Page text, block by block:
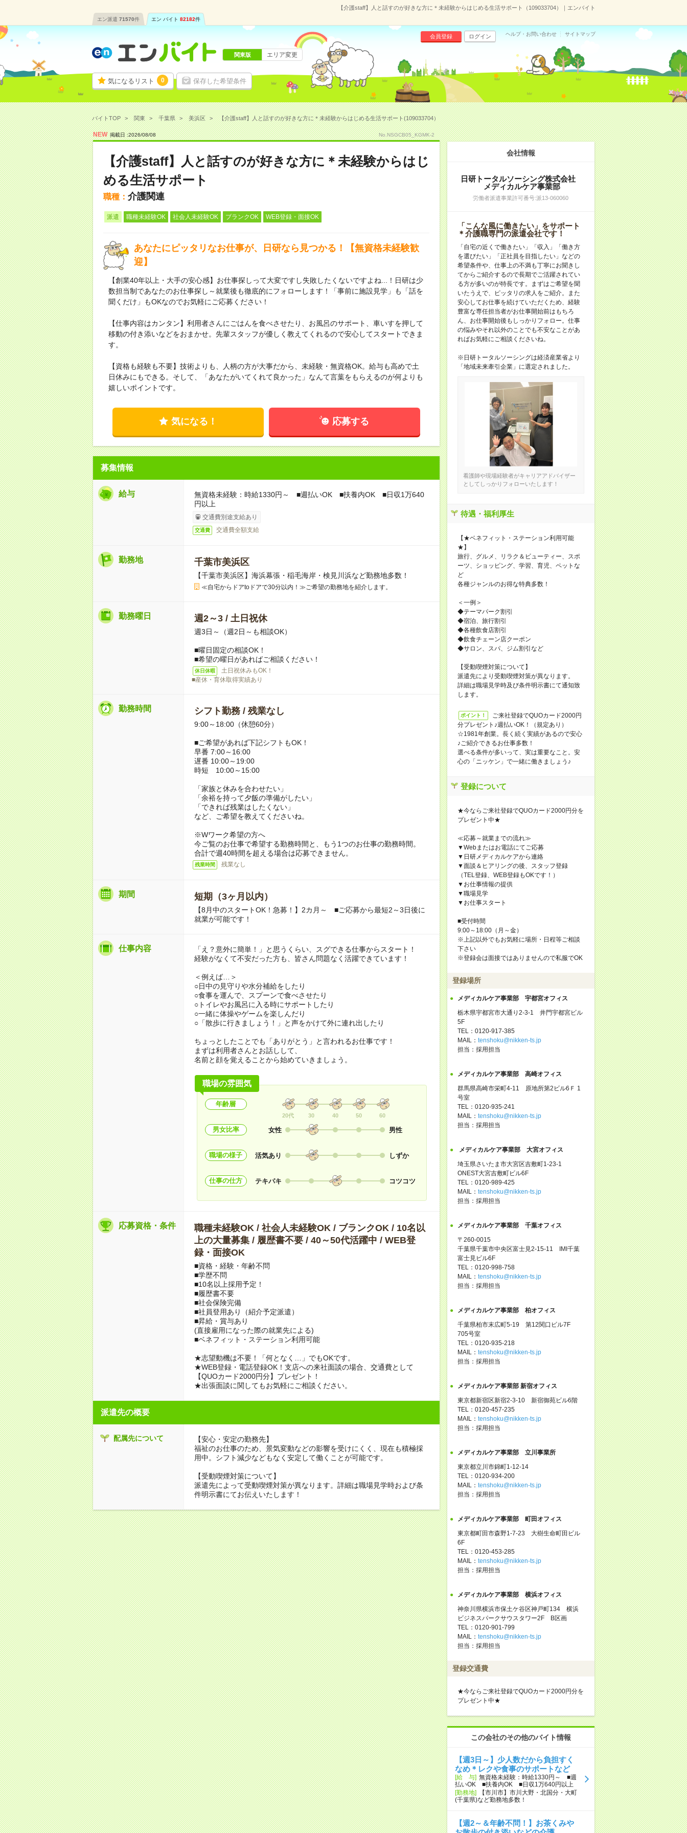
【介護staff】人と話すのが好きな方に＊未経験からはじめる生活サポート（109033704）｜エンバイト
エン派遣 71570件 エン バイト 82182件
気になるリスト 0 保存した希望条件
会員登録 ログイン ヘルプ・お問い合わせ サイトマップ
関東版 エリア変更
バイトTOP 関東 千葉県 美浜区 【介護staff】人と話すのが好きな方に＊未経験からはじめる生活サポート(109033704）
NEW 掲載日 :2026/08/08 No.NSGCB05_KGMK-2
【介護staff】人と話すのが好きな方に＊未経験からはじ
める生活サポート
職種： 介護関連
派遣 職種未経験OK 社会人未経験OK ブランクOK WEB登録・面接OK
あなたにピッタリなお仕事が、日研なら見つかる！【無資格未経験歓
迎】
【創業40年以上・大手の安心感】お仕事探しって大変ですし失敗したくないですよね...！日研は少
数担当制であなたのお仕事探し～就業後も徹底的にフォローします！「事前に施設見学」も「話を
聞くだけ」もOKなのでお気軽にご応募ください！
【仕事内容はカンタン】利用者さんにごはんを食べさせたり、お風呂のサポート、車いすを押して
移動の付き添いなどをおまかせ。先輩スタッフが優しく教えてくれるので安心してスタートできま
す。
【資格も経験も不要】技術よりも、人柄の方が大事だから、未経験・無資格OK。給与も高めで土
日休みにもできる。そして、「あなたがいてくれて良かった」なんて言葉をもらえるのが何よりも
嬉しいポイントです。
気になる！ 応募する
募集情報
給与
無資格未経験：時給1330円～ ■週払いOK ■扶養内OK ■日収1万640
円以上
交通費別途支給あり
交通費 交通費全額支給
勤務地 千葉市美浜区
【千葉市美浜区】海浜幕張・稲毛海岸・検見川浜など勤務地多数！
≪自宅からドアtoドアで30分以内！≫ご希望の勤務地を紹介します。
勤務曜日 週2～3 / 土日祝休
週3日～（週2日～も相談OK）
■曜日固定の相談OK！
■希望の曜日があればご相談ください！
休日休暇
土日祝休みもOK！
■産休・育休取得実績あり
勤務時間 シフト勤務 / 残業なし
9:00～18:00（休憩60分）
■ご希望があれば下記シフトもOK！
早番 7:00～16:00
遅番 10:00～19:00
時短 10:00～15:00
「家族と休みを合わせたい」
「余裕を持って夕飯の準備がしたい」
「できれば残業はしたくない」
など、ご希望を教えてくださいね。
※Wワーク希望の方へ
今ご覧のお仕事で希望する勤務時間と、もう1つのお仕事の勤務時間。
合計で週40時間を超える場合は応募できません。
残業時間 残業なし
期間 短期（3ヶ月以内）
【8月中のスタートOK！急募！】2カ月～ ■ご応募から最短2～3日後に
就業が可能です！
仕事内容
「え？意外に簡単！」と思うくらい、スグできる仕事からスタート！
経験がなくて不安だった方も、皆さん問題なく活躍できています！
＜例えば…＞
○日中の見守りや水分補給をしたり
○食事を運んで、スプーンで食べさせたり
○トイレやお風呂に入る時にサポートしたり
○一緒に体操やゲームを楽しんだり
○「散歩に行きましょう！」と声をかけて外に連れ出したり
ちょっとしたことでも「ありがとう」と言われるお仕事です！
まずは利用者さんとお話しして、
名前と顔を覚えることから始めていきましょう。
職場の雰囲気
年齢層
20代 30 40 50 60
男女比率 女性 男性
職場の様子 活気あり しずか
仕事の仕方 テキパキ コツコツ
応募資格・条件
職種未経験OK / 社会人未経験OK / ブランクOK / 10名以
上の大量募集 / 履歴書不要 / 40～50代活躍中 / WEB登
録・面接OK
■資格・経験・年齢不問
■学歴不問
■10名以上採用予定！
■履歴書不要
■社会保険完備
■社員登用あり（紹介予定派遣）
■昇給・賞与あり
(直接雇用になった際の就業先による)
■ベネフィット・ステーション利用可能
★志望動機は不要！「何となく…」でもOKです。
★WEB登録・電話登録OK！支店への来社面談の場合、交通費として
【QUOカード2000円分】プレゼント！
★出張面談に関してもお気軽にご相談ください。
派遣先の概要
配属先について
【安心・安定の勤務先】
福祉のお仕事のため、景気変動などの影響を受けにくく、現在も積極採
用中。シフト減少などもなく安定して働くことが可能です。
【受動喫煙対策について】
派遣先によって受動喫煙対策が異なります。詳細は職場見学時および条
件明示書にてお伝えいたします！
会社情報
日研トータルソーシング株式会社
メディカルケア事業部
労働者派遣事業許可番号:派13-060060
「こんな風に働きたい」をサポート
＊介護職専門の派遣会社です！
「自宅の近くで働きたい」「収入」「働き方
を選びたい」「正社員を目指したい」などの
希望条件や、仕事上の不満も丁寧にお聞きし
てからご紹介するので長期でご活躍されてい
る方が多いのが特長です。まずはご希望を聞
いたうえで、ピッタリの求人をご紹介。また
安心してお仕事を続けていただくため、経験
豊富な専任担当者がお仕事開始前はもちろ
ん、お仕事開始後もしっかりフォロー。仕事
の悩みやそれ以外のことでも不安なことがあ
ればお気軽にご相談くださいね。
※日研トータルソーシングは経済産業省より
「地域未来牽引企業」に選定されました。
看護師や現場経験者がキャリアアドバイザー
としてしっかりフォローいたします！
待遇・福利厚生
【★ベネフィット・ステーション利用可能
★】
旅行、グルメ、リラク＆ビューティー、スポ
ーツ、ショッピング、学習、育児、ペットな
ど
各種ジャンルのお得な特典多数！
＜一例＞
◆テーマパーク割引
◆宿泊、旅行割引
◆各種飲食店割引
◆飲食チェーン店クーポン
◆サロン、スパ、ジム割引など
【受動喫煙対策について】
派遣先により受動喫煙対策が異なります。
詳細は職場見学時及び条件明示書にて通知致
します。
ポイント！
ご来社登録でQUOカード2000円
分プレゼント♪週払いOK！（規定あり）
☆1981年創業。長く続く実績があるので安心
♪ご紹介できるお仕事多数！
選べる条件が多いって、実は重要なこと。安
心の「ニッケン」で一緒に働きましょう♪
登録について
★今ならご来社登録でQUOカード2000円分を
プレゼント中★
≪応募～就業までの流れ≫
▼Webまたはお電話にてご応募
▼日研メディカルケアから連絡
▼面談＆ヒアリングの後、スタッフ登録
（TEL登録、WEB登録もOKです！）
▼お仕事情報の提供
▼職場見学
▼お仕事スタート
■受付時間
9:00～18:00（月～金）
※上記以外でもお気軽に場所・日程等ご相談
下さい
※登録会は面接ではありませんので私服でOK
登録場所
メディカルケア事業部 宇都宮オフィス
栃木県宇都宮市大通り2-3-1 井門宇都宮ビル
5F
TEL：0120-917-385
MAIL： tenshoku@nikken-ts.jp
担当：採用担当
メディカルケア事業部 高崎オフィス
群馬県高崎市栄町4-11 原地所第2ビル6Ｆ 1
号室
TEL：0120-935-241
MAIL： tenshoku@nikken-ts.jp
担当：採用担当
メディカルケア事業部 大宮オフィス
埼玉県さいたま市大宮区吉敷町1-23-1
ONEST大宮吉敷町ビル6F
TEL：0120-989-425
MAIL： tenshoku@nikken-ts.jp
担当：採用担当
メディカルケア事業部 千葉オフィス
〒260-0015
千葉県千葉市中央区富士見2-15-11 IMI千葉
富士見ビル6F
TEL：0120-998-758
MAIL： tenshoku@nikken-ts.jp
担当：採用担当
メディカルケア事業部 柏オフィス
千葉県柏市末広町5-19 第12関口ビル7F
705号室
TEL：0120-935-218
MAIL： tenshoku@nikken-ts.jp
担当：採用担当
メディカルケア事業部 新宿オフィス
東京都新宿区新宿2-3-10 新宿御苑ビル6階
TEL：0120-457-235
MAIL： tenshoku@nikken-ts.jp
担当：採用担当
メディカルケア事業部 立川事業所
東京都立川市錦町1-12-14
TEL：0120-934-200
MAIL： tenshoku@nikken-ts.jp
担当：採用担当
メディカルケア事業部 町田オフィス
東京都町田市森野1-7-23 大樹生命町田ビル
6F
TEL：0120-453-285
MAIL： tenshoku@nikken-ts.jp
担当：採用担当
メディカルケア事業部 横浜オフィス
神奈川県横浜市保土ケ谷区神戸町134 横浜
ビジネスパークサウスタワー2F B区画
TEL：0120-901-799
MAIL： tenshoku@nikken-ts.jp
担当：採用担当
登録交通費
★今ならご来社登録でQUOカード2000円分を
プレゼント中★
この会社のその他のバイト情報
【週3日～】少人数だから負担すく
なめ＊レクや食事のサポートなど
[給 与] 無資格未経験：時給1330円～ ■週
払いOK ■扶養内OK ■日収1万640円以上
[勤務地]
【市川市】市川大野・北国分・大町
(千葉県)など勤務地多数！
【週2～＆年齢不問！】お茶くみや